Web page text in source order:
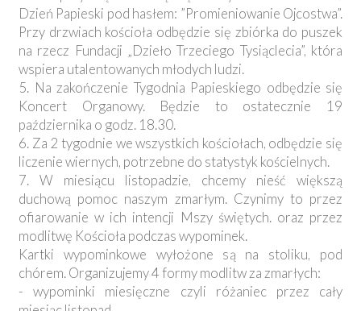
Dzień Papieski pod hasłem: ”Promieniowanie Ojcostwa”.
Przy drzwiach kościoła odbędzie się zbiórka do puszek
na rzecz Fundacji „Dzieło Trzeciego Tysiąclecia”, która
wspiera utalentowanych młodych ludzi.
5. Na zakończenie Tygodnia Papieskiego odbędzie się
Koncert Organowy. Będzie to ostatecznie 19
października o godz. 18.30.
6. Za 2 tygodnie we wszystkich kościołach, odbędzie się
liczenie wiernych, potrzebne do statystyk kościelnych.
7. W miesiącu listopadzie, chcemy nieść większą
duchową pomoc naszym zmarłym. Czynimy to przez
ofiarowanie w ich intencji Mszy świętych. oraz przez
modlitwę Kościoła podczas wypominek.
Kartki wypominkowe wyłożone są na stoliku, pod
chórem. Organizujemy 4 formy modlitw za zmarłych:
- wypominki miesięczne czyli różaniec przez cały